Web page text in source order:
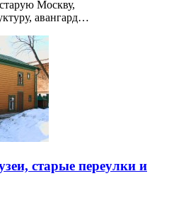
Москву,
авангард…
старые переулки и